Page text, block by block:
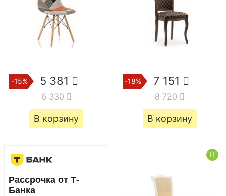
-15% 5 381
6 330
В корзину
-18% 7 151
8 720
В корзину
Рассрочка от Т-
Банка